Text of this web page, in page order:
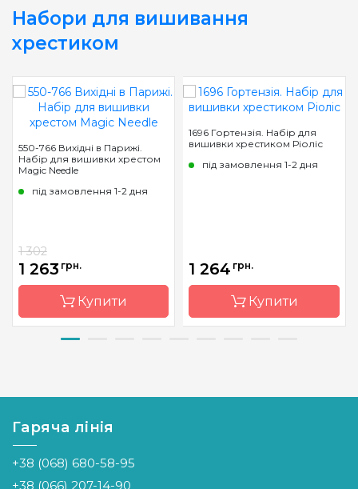
Набори для вишивання
хрестиком
550-766 Вихідні в Парижі.
Набір для вишивки хрестом
Magic Needle
під замовлення 1-2 дня
1 302
1 263 грн.
Купити
виробник
Розмір
Канва
Аїда 14ct
1696 Гортензія. Набір для
вишивки хрестиком Ріоліс
під замовлення 1-2 дня
1 264 грн.
Купити
Країна
Литва
Гаряча лінія
+38 (068) 680-58-95
+38 (066) 207-14-90